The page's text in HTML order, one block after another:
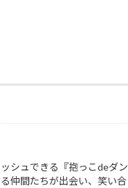
シュできる『抱っこdeダン
仲間たちが出会い、笑い合